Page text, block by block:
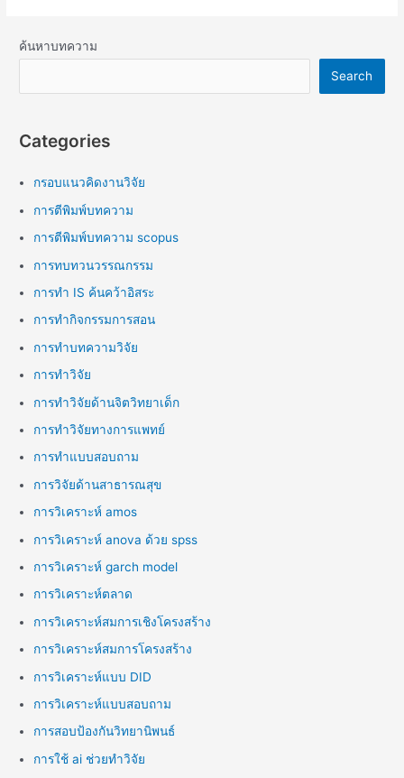
ค้นหาบทความ
Search
Categories
กรอบแนวคิดงานวิจัย
การตีพิมพ์บทความ
การตีพิมพ์บทความ scopus
การทบทวนวรรณกรรม
การทำ IS ค้นคว้าอิสระ
การทำกิจกรรมการสอน
การทำบทความวิจัย
การทำวิจัย
การทำวิจัยด้านจิตวิทยาเด็ก
การทำวิจัยทางการแพทย์
การทำแบบสอบถาม
การวิจัยด้านสาธารณสุข
การวิเคราะห์ amos
การวิเคราะห์ anova ด้วย spss
การวิเคราะห์ garch model
การวิเคราะห์ตลาด
การวิเคราะห์สมการเชิงโครงสร้าง
การวิเคราะห์สมการโครงสร้าง
การวิเคราะห์แบบ DID
การวิเคราะห์แบบสอบถาม
การสอบป้องกันวิทยานิพนธ์
การใช้ ai ช่วยทำวิจัย